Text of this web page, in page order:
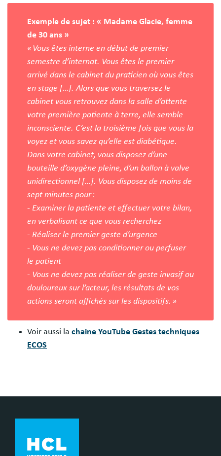
Exemple de sujet : « Madame Glacie, femme
de 30 ans »
« Vous êtes interne en début de premier
semestre d’internat. Vous êtes le premier
arrivé dans le cabinet du praticien où vous êtes
en stage […]. Alors que vous traversez le
cabinet vous retrouvez dans la salle d’attente
votre première patiente à terre, elle semble
inconsciente. C’est la troisième fois que vous la
voyez et vous savez qu’elle est diabétique.
Dans votre cabinet, vous disposez d’une
bouteille d’oxygène pleine, d’un ballon à valve
unidirectionnel […]. Vous disposez de moins de
sept minutes pour :
- Examiner la patiente et effectuer votre bilan,
en verbalisant ce que vous recherchez
- Réaliser le premier geste d’urgence
- Vous ne devez pas conditionner ou perfuser
le patient
- Vous ne devez pas réaliser de geste invasif ou
douloureux sur l’acteur, les résultats de vos
actions seront affichés sur les dispositifs. »
Voir aussi la chaine YouTube Gestes techniques
ECOS